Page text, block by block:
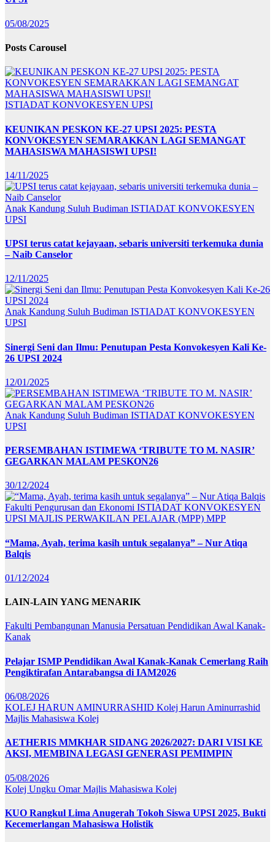
05/08/2025
Posts Carousel
ISTIADAT KONVOKESYEN UPSI
KEUNIKAN PESKON KE-27 UPSI 2025: PESTA
KONVOKESYEN SEMARAKKAN LAGI SEMANGAT
MAHASISWA MAHASISWI UPSI!
14/11/2025
Anak Kandung Suluh Budiman ISTIADAT KONVOKESYEN
UPSI
UPSI terus catat kejayaan, sebaris universiti terkemuka dunia
– Naib Canselor
12/11/2025
Anak Kandung Suluh Budiman ISTIADAT KONVOKESYEN
UPSI
Sinergi Seni dan Ilmu: Penutupan Pesta Konvokesyen Kali Ke-
26 UPSI 2024
12/01/2025
Anak Kandung Suluh Budiman ISTIADAT KONVOKESYEN
UPSI
PERSEMBAHAN ISTIMEWA ‘TRIBUTE TO M. NASIR’
GEGARKAN MALAM PESKON26
30/12/2024
Fakulti Pengurusan dan Ekonomi ISTIADAT KONVOKESYEN
UPSI MAJLIS PERWAKILAN PELAJAR (MPP) MPP
“Mama, Ayah, terima kasih untuk segalanya” – Nur Atiqa
Balqis
01/12/2024
LAIN-LAIN YANG MENARIK
Fakulti Pembangunan Manusia Persatuan Pendidikan Awal Kanak-
Kanak
Pelajar ISMP Pendidikan Awal Kanak-Kanak Cemerlang Raih
Pengiktirafan Antarabangsa di IAM2026
06/08/2026
KOLEJ HARUN AMINURRASHID Kolej Harun Aminurrashid
Majlis Mahasiswa Kolej
AETHERIS MMKHAR SIDANG 2026/2027: DARI VISI KE
AKSI, MEMBINA LEGASI GENERASI PEMIMPIN
05/08/2026
Kolej Ungku OmarMajlis Mahasiswa Kolej
KUO Rangkul Lima Anugerah Tokoh Siswa UPSI 2025, Bukti
Kecemerlangan Mahasiswa Holistik